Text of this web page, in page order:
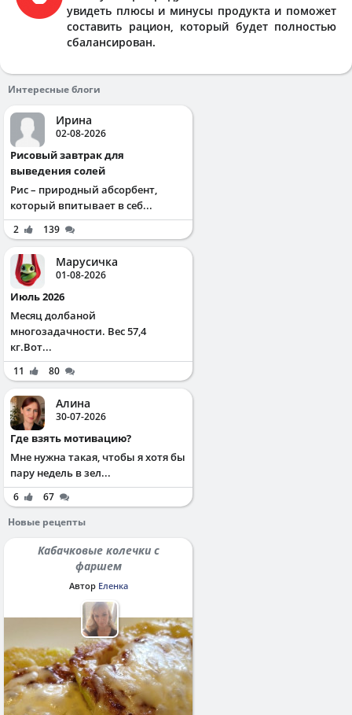
увидеть плюсы и минусы продукта и поможет
составить рацион, который будет полностью
сбалансирован.
Интересные блоги
Ирина
02-08-2026
Рисовый завтрак для
выведения солей
Рис – природный абсорбент,
который впитывает в себ...
2 139
Марусичка
01-08-2026
Июль 2026
Месяц долбаной
многозадачности. Вес 57,4
кг.Вот...
11 80
Алина
30-07-2026
Где взять мотивацию?
Мне нужна такая, чтобы я хотя бы
пару недель в зел...
6
67
Новые рецепты
Кабачковые колечки с
фаршем
Автор Еленка